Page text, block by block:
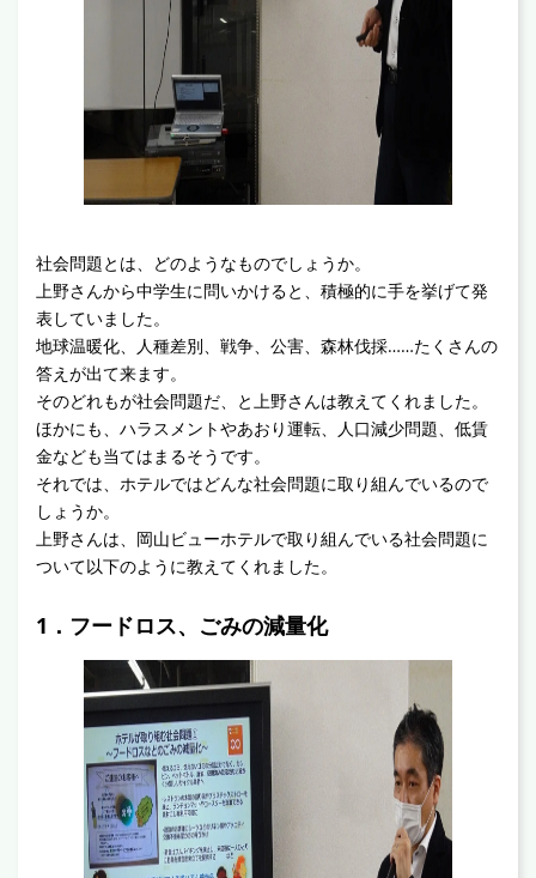
社会問題とは、どのようなものでしょうか。
上野さんから中学生に問いかけると、積極的に手を挙げて発
表していました。
地球温暖化、人種差別、戦争、公害、森林伐採……たくさんの
答えが出て来ます。
そのどれもが社会問題だ、と上野さんは教えてくれました。
ほかにも、ハラスメントやあおり運転、人口減少問題、低賃
金なども当てはまるそうです。
それでは、ホテルではどんな社会問題に取り組んでいるので
しょうか。
上野さんは、岡山ビューホテルで取り組んでいる社会問題に
ついて以下のように教えてくれました。
1．フードロス、ごみの減量化